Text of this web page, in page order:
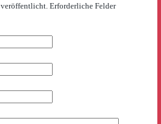
Erforderliche Felder